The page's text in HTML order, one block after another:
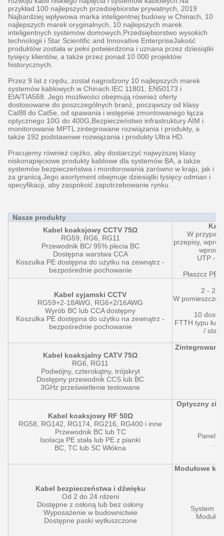
przykład 100 najlepszych przedsiębiorstw prywatnych, 2019
Najbardziej wpływowa marka inteligentnej budowy w Chinach, 10
najlepszych marek oryginalnych, 10 najlepszych marek
inteligentnych systemów domowych,Przedsiębiorstwo wysokich
technologii i Star Scientific and Innovative EnterpriseJakość
produktów została w pełni potwierdzona i uznana przez dziesiątki
tysięcy klientów, a także przez ponad 10 000 projektów
historycznych.
Przez 9 lat z rzędu, został nagrodzony 10 najlepszych marek
systemów kablowych w Chinach.IEC 11801, EN50173 i
EIA/TIA568. Jego możliwości obejmują również oferty
dostosowane do poszczególnych branż, począwszy od klasy
Cat8ll do Cat5e, od spawania i wstępnie zmontowanego łącza
optycznego 10G do 400G,Bezpieczeństwo infrastruktury AIM i
monitorowanie MPTL zintegrowane rozwiązania i produkty, a
także 192 podstawowe rozwiązania i produkty Ultra HD.
Pracujemy również ciężko, aby dostarczyć najwyższej klasy
niskonapięciowe produkty kablowe dla systemów BA, a także
systemów bezpieczeństwa i monitorowania zarówno w kraju, jak i
za granicą.Jego asortyment obejmuje dziesiątki tysięcy odmian i
specyfikacji, aby zaspokoić zapotrzebowanie rynku.
Nasze produkty
Kabel koaksjowy CCTV 75Ω
RG59, RG6, RG11
Przewodnik BC/ 95% plecia BC
Dostępna warstwa CCA
Koszulka PE dostępna do użytku na zewnątrz -
bezpośrednie pochowanie
W
przepisy,
UTP -
Płaszcz PE
Kabel syjamski CCTV
RG59+2-18AWG, RG6+2/16AWG
Wyrób BC lub CCA dostępny
Koszulka PE dostępna do użytku na zewnątrz -
bezpośrednie pochowanie
2 -
W
10
FTTH typu
/
Kabel koaksjalny CATV 75Ω
RG6, RG11
Podwójny, czterokątny, trójskryt
Dostępny przewodnik CCS lub BC
3GHz prześwietlenie testowane
Zintegrowany
Kabel koaksjowy RF 50Ω
RG58, RG142, RG174, RG216, RG400 i inne
Przewodnik BC lub TC
Isolacja PE stała lub PE z pianki
BC, TC lub SC Włókna
Optyczny
Panel
Kabel bezpieczeństwa i dźwięku
Od 2 do 24 rdzeni
Dostępne z osłoną lub bez osłony
Wyposażenie w budownictwie
Dostępne paski wytłuszczone
Modułowe
System